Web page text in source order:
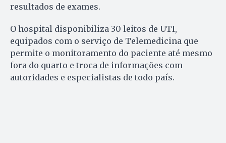
resultados de exames.
O hospital disponibiliza 30 leitos de UTI,
equipados com o serviço de Telemedicina que
permite o monitoramento do paciente até mesmo
fora do quarto e troca de informações com
autoridades e especialistas de todo país.